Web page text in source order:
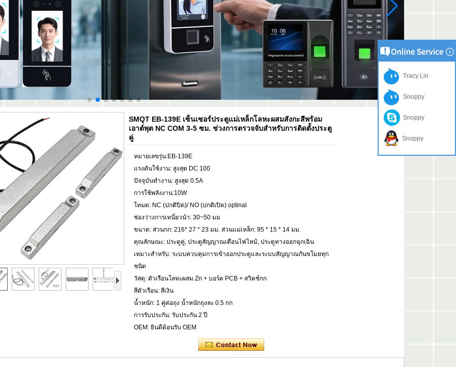
SMQT EB-139E เซ็นเซอร์ประตูแม่เหล็กโลหะผสมสังกะสีพร้อม
เอาต์พุต NC COM 3-5 ซม. ช่วงการตรวจจับสำหรับการติดตั้งประตู
คู่
หมายเลขรุ่น:EB-139E
แรงดันใช้งาน: สูงสุด DC 100
ปัจจุบันทำงาน: สูงสุด 0.5A
การใช้พลังงาน:10W
โหมด: NC (ปกติปิด)/ NO (ปกติเปิด) optinal
ช่องว่างการเหนี่ยวนำ: 30~50 มม
ขนาด: ส่วนกก: 216* 27 * 23 มม. ส่วนแม่เหล็ก: 95 * 15 * 14 มม.
คุณลักษณะ: ประตูคู่, ประตูสัญญาณเตือนไฟไหม้, ประตูทางออกฉุกเฉิน
เหมาะสำหรับ: ระบบควบคุมการเข้าออกประตูและระบบสัญญาณกันขโมยทุก
ชนิด
วัสดุ: ตัวเรือนโลหะผสม Zn + บอร์ด PCB + สวิตช์กก
สีตัวเรือน: สีเงิน
น้ำหนัก: 1 คู่ต่อถุง น้ำหนักถุงละ 0.5 กก
การรับประกัน: รับประกัน 2 ปี
OEM: ยินดีต้อนรับ OEM
Tracy Lin
Snoppy
Snoppy
Snoppy